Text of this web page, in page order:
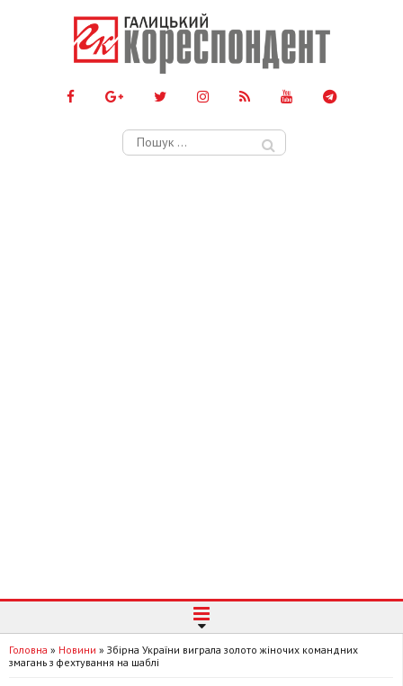
Пошук:
Головна » Новини » Збірна України виграла золото жіночих командних
змагань з фехтування на шаблі